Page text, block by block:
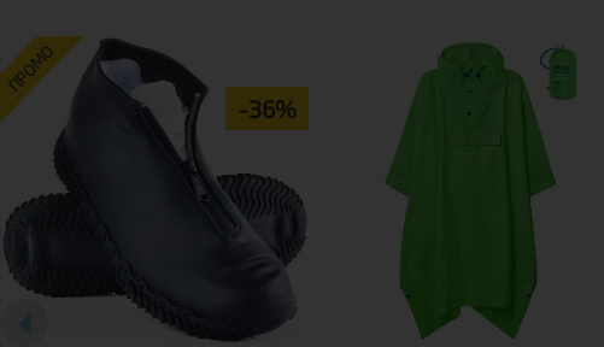
ПРОМО
-36%